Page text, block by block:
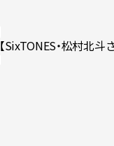
【SixTONES・松村北